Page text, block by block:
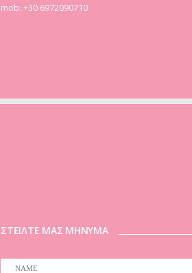
mob: +30 6972090710
ΣΤΕΙΛΤΕ ΜΑΣ ΜΗΝΥΜΑ